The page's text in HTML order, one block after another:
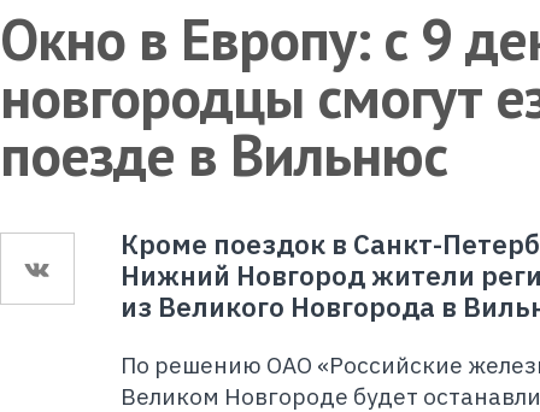
Окно в Европу: с 9
новгородцы смогут
поезде в Вильнюс
Кроме поездок в Санкт-
Нижний Новгород жители
из Великого Новгорода в
По решению ОАО «Российские
Великом Новгороде будет